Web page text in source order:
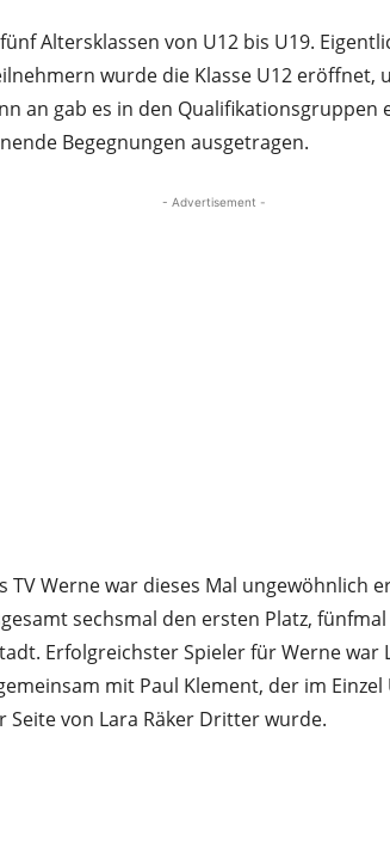
Altersklassen von U12 bis U19.
wurde die Klasse U12 eröffnet,
an gab es in den Qualifikationsgruppen
Begegnungen ausgetragen.
- Advertisement -
TV Werne war dieses Mal ungewöhnlich
sechsmal den ersten Platz,
Erfolgreichster Spieler für Werne war
mit Paul Klement, der im
Seite von Lara Räker Dritter wurde.